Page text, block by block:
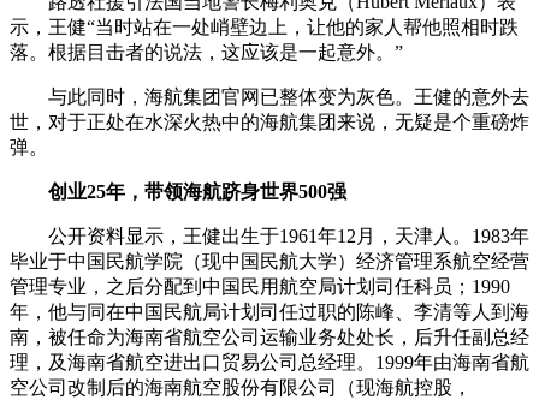
示，王健“当时站在一处峭壁边上，让他的家人帮他照相时跌
落。根据目击者的说法，这应该是一起意外。”
与此同时，海航集团官网已整体变为灰色。王健的意外去
世，对于正处在水深火热中的海航集团来说，无疑是个重磅炸
弹。
创业25年，带领海航跻身世界500强
公开资料显示，王健出生于1961年12月，天津人。1983年
毕业于中国民航学院（现中国民航大学）经济管理系航空经营
管理专业，之后分配到中国民用航空局计划司任科员；1990
年，他与同在中国民航局计划司任过职的陈峰、李清等人到海
南，被任命为海南省航空公司运输业务处处长，后升任副总经
理，及海南省航空进出口贸易公司总经理。1999年由海南省航
空公司改制后的海南航空股份有限公司（现海航控股，